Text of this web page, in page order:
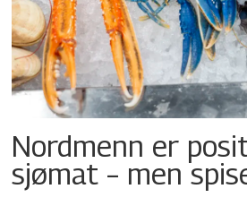
Nordmenn er
sjømat – men